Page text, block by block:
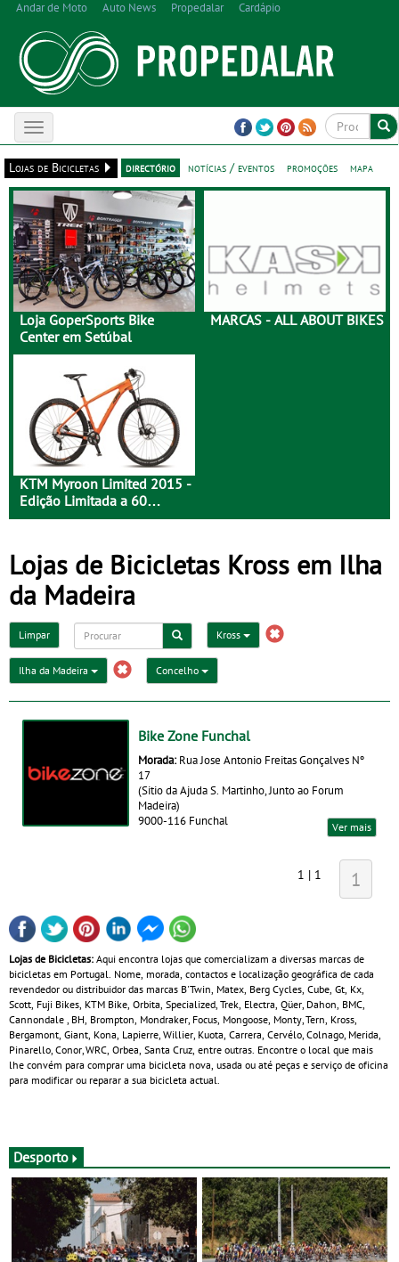
Andar de Moto Auto News Propedalar Cardápio
Toggle
navigation
Lojas de Bicicletas
directório notícias / eventos promoções mapa
Loja GoperSports Bike
Center em Setúbal
MARCAS - ALL ABOUT BIKES
KTM Myroon Limited 2015 -
Edição Limitada a 60
Unidades
Lojas de Bicicletas Kross em Ilha
da Madeira
Limpar Kross
Ilha da Madeira Concelho
Bike Zone Funchal
Morada: Rua Jose Antonio Freitas Gonçalves Nº
17
(Sitio da Ajuda S. Martinho, Junto ao Forum
Madeira)
9000-116 Funchal
Ver mais
1 | 1 1
Lojas de Bicicletas: Aqui encontra lojas que comercializam a diversas marcas de
bicicletas em Portugal. Nome, morada, contactos e localização geográfica de cada
revendedor ou distribuidor das marcas B'Twin, Matex, Berg Cycles, Cube, Gt, Kx,
Scott, Fuji Bikes, KTM Bike, Orbita, Specialized, Trek, Electra, Qüer, Dahon, BMC,
Cannondale , BH, Brompton, Mondraker, Focus, Mongoose, Monty, Tern, Kross,
Bergamont, Giant, Kona, Lapierre, Willier, Kuota, Carrera, Cervélo, Colnago, Merida,
Pinarello, Conor, WRC, Orbea, Santa Cruz, entre outras. Encontre o local que mais
lhe convém para comprar uma bicicleta nova, usada ou até peças e serviço de oficina
para modificar ou reparar a sua bicicleta actual.
Desporto